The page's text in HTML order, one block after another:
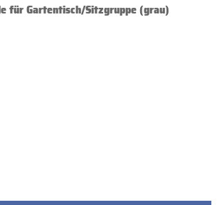
für Gartentisch/Sitzgruppe (grau)